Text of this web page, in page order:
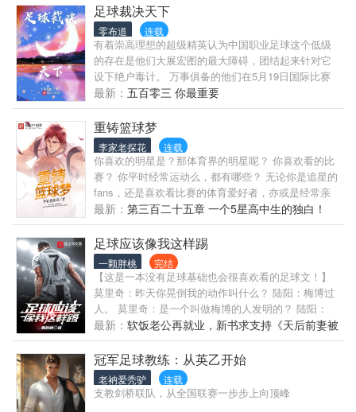
足球裁决天下
零布道 连载
有着崇高理想的超级精英认为中国职业足球这个低级
的存在是他们大展宏图的最大障碍，团结起来针对它
设下绝户毒计。 万事俱备的他们在5月19日国际比赛
日那天发难，利用中国队主场对阵东帝汶队的比赛，
制造了一个惊天大冷门。冲击性的结果成功点燃大众
的燃点，再利用事先埋好的棋子和节奏煽动群众，把
事态激化得益发不可收拾，最终掷地有声地发出灭绝
足球的最强音，史称东帝汶惨案。 人在做，天在看。
正苦于无法渡劫的天（上）帝，将计就计，佯装大怒
凭空捏造了一个乱世，东帝汶惨案的施暴者，受虐
者，旁观者，甚至很多毫不知情的无辜群众，不论贫
富贵贱都被卷入其中。 主角便是这样的无辜群众之
一。本来抱着明哲保身的态度混吃等死，在他的初恋
惨死后，逐渐激发了他的斗争精神，和乱世结实的伙
伴们踏上了终结乱世的冒险之旅。
最新： 五百零三 你最重要
重铸篮球梦
李家老探花 连载
你喜欢的明星是？那体育界的明星呢？ 你喜欢看的比
赛？ 你平时经常运动么，都有哪些？ 无论你是追星的
fans，还是喜欢看比赛的体育爱好者，亦或是经常亲
自上场，那么希望你能享受不一样的篮球乐趣。
最新： 第三百二十五章 一个5星高中生的独白！
足球应该像我这样踢
一颗胖桃 完结
【这是一本没有足球基础也会很喜欢看的足球文！】
莫里奇：昨天你晃倒我的动作叫什么？ 陆阳：梅博过
人。 莫里奇：是一个叫做梅博的人发明的？ 陆阳：
不，是一个叫做梅西的人踢出来的，他晃倒了世一卫
博阿滕。 莫里奇：你为什么不愿意穿上象征荣耀的七
号球衣？ 陆阳：因为皇马一别，后会无七！一旦穿上
那件球衣，我怕自己会变成杀人不眨眼的核武七！ 莫
里奇：陆，你昨天在大禁区外打进的那颗倒挂金钩太
帅了，请问你是怎么做到的？ 陆阳：很简单，别叫我
最新： 软饭老公再就业，新书求支持《天后前妻被
封杀，植物人的我醒了》
冠军足球教练：从英乙开始
老衲爱秃驴 连载
支教剑桥联队，从全国联赛一步步上向顶峰